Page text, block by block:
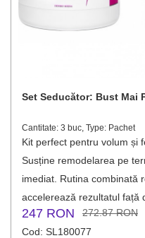
Set Seducător: Bust Mai
Cantitate: 3 buc, Type: Pachet
Kit perfect pentru volum și
Susține remodelarea pe
imediat. Rutina combinată
accelerează rezultatul față
247 RON
272.87 RON
Cod: SL180077